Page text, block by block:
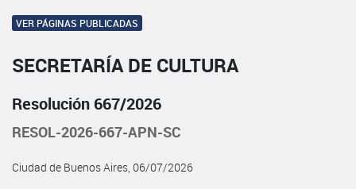
VER PÁGINAS PUBLICADAS
SECRETARÍA DE CULTURA
Resolución 667/2026
RESOL-2026-667-APN-SC
Ciudad de Buenos Aires, 06/07/2026